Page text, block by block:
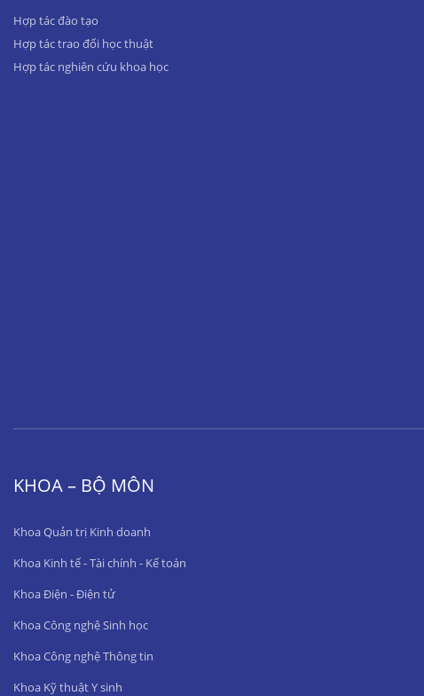
Hợp tác đào tạo
Hợp tác trao đổi học thuật
Hợp tác nghiên cứu khoa học
KHOA – BỘ MÔN
Khoa Quản trị Kinh doanh
Khoa Kinh tế - Tài chính - Kế toán
Khoa Điện - Điện tử
Khoa Công nghệ Sinh học
Khoa Công nghệ Thông tin
Khoa Kỹ thuật Y sinh